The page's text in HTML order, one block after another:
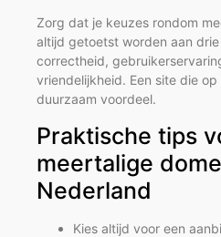
Zorg dat je keuzes rondom
altijd getoetst worden aan
correctheid,
vriendelijkheid. Een site die
duurzaam voordeel.
Praktische tips
meertalige
Nederland
Kies altijd voor een